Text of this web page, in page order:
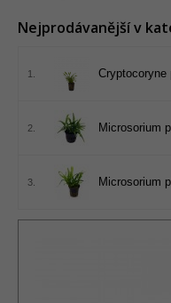
Nejprodávanější v
1. Cryptocoryne
2. Microsorium
3. Microsorium